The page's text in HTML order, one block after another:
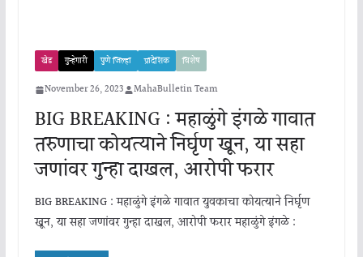
खेड गुन्हेगारी पुणे जिल्हा प्रादेशिक विशेष
November 26, 2023 MahaBulletin Team
BIG BREAKING : महाळुंगे इंगळे गावात
तरुणाचा कोयत्याने निर्घृण खून, या सहा
जणांवर गुन्हा दाखल, आरोपी फरार
BIG BREAKING : महाळुंगे इंगळे गावात युवकाचा कोयत्याने निर्घृण
खून, या सहा जणांवर गुन्हा दाखल, आरोपी फरार महाळुंगे इंगळे :